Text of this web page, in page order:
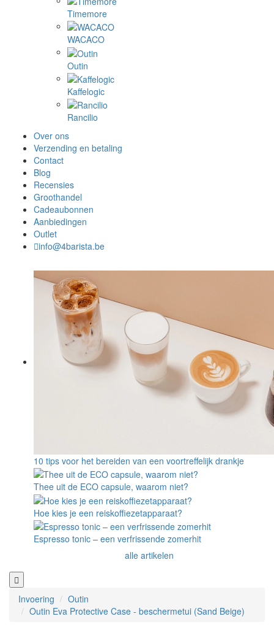
Timemore
WACACO
Outin
Kaffelogic
Rancilio
Over ons
Verzending en betaling
Contact
Blog
Recensies
Groothandel
Cadeaubonnen
Aanbiedingen
Outlet
info@4barista.be
10 tips voor het bereiden van een voortreffelijk drankje
Thee uit de ECO capsule, waarom niet?
Hoe kies je een reiskoffiezetapparaat?
Espresso tonic – een verfrissende zomerhit
alle artikelen
Invoering
Outin
Outin Eva Protective Case - beschermetui (Sand Beige)